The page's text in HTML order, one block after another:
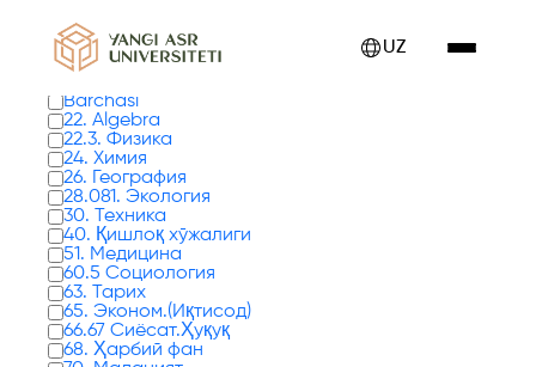
UZ
Barchasi
22. Algebra
22.3. Физика
24. Химия
26. География
28.081. Экология
30. Техника
40. Қишлоқ хўжалиги
51. Медицина
60.5 Социология
63. Тарих
65. Эконом.(Иқтисод)
66.67 Сиёсат.Ҳуқуқ
68. Ҳарбий фан